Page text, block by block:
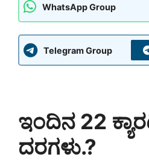
WhatsApp Group
Telegram Group
ಇಂದಿನ 22
ದರಗಳು.?